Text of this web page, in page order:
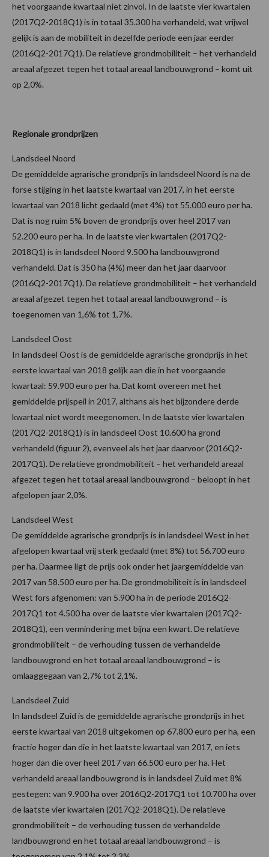
het voorgaande kwartaal niet zinvol. In de laatste vier kwartalen
(2017Q2-2018Q1) is in totaal 35.300 ha verhandeld, wat vrijwel
gelijk is aan de mobiliteit in dezelfde periode een jaar eerder
(2016Q2-2017Q1). De relatieve grondmobiliteit – het verhandeld
areaal afgezet tegen het totaal areaal landbouwgrond – komt uit
op 2,0%.
Regionale grondprijzen
Landsdeel Noord
De gemiddelde agrarische grondprijs in landsdeel Noord is na de
forse stijging in het laatste kwartaal van 2017, in het eerste
kwartaal van 2018 licht gedaald (met 4%) tot 55.000 euro per ha.
Dat is nog ruim 5% boven de grondprijs over heel 2017 van
52.200 euro per ha. In de laatste vier kwartalen (2017Q2-
2018Q1) is in landsdeel Noord 9.500 ha landbouwgrond
verhandeld. Dat is 350 ha (4%) meer dan het jaar daarvoor
(2016Q2-2017Q1). De relatieve grondmobiliteit – het verhandeld
areaal afgezet tegen het totaal areaal landbouwgrond – is
toegenomen van 1,6% tot 1,7%.
Landsdeel Oost
In landsdeel Oost is de gemiddelde agrarische grondprijs in het
eerste kwartaal van 2018 gelijk aan die in het voorgaande
kwartaal: 59.900 euro per ha. Dat komt overeen met het
gemiddelde prijspeil in 2017, althans als het bijzondere derde
kwartaal niet wordt meegenomen. In de laatste vier kwartalen
(2017Q2-2018Q1) is in landsdeel Oost 10.600 ha grond
verhandeld (figuur 2), evenveel als het jaar daarvoor (2016Q2-
2017Q1). De relatieve grondmobiliteit – het verhandeld areaal
afgezet tegen het totaal areaal landbouwgrond – beloopt in het
afgelopen jaar 2,0%.
Landsdeel West
De gemiddelde agrarische grondprijs is in landsdeel West in het
afgelopen kwartaal vrij sterk gedaald (met 8%) tot 56.700 euro
per ha. Daarmee ligt de prijs ook onder het jaargemiddelde van
2017 van 58.500 euro per ha. De grondmobiliteit is in landsdeel
West fors afgenomen: van 5.900 ha in de periode 2016Q2-
2017Q1 tot 4.500 ha over de laatste vier kwartalen (2017Q2-
2018Q1), een vermindering met bijna een kwart. De relatieve
grondmobiliteit – de verhouding tussen de verhandelde
landbouwgrond en het totaal areaal landbouwgrond – is
omlaaggegaan van 2,7% tot 2,1%.
Landsdeel Zuid
In landsdeel Zuid is de gemiddelde agrarische grondprijs in het
eerste kwartaal van 2018 uitgekomen op 67.800 euro per ha, een
fractie hoger dan die in het laatste kwartaal van 2017, en iets
hoger dan die over heel 2017 van 66.500 euro per ha. Het
verhandeld areaal landbouwgrond is in landsdeel Zuid met 8%
gestegen: van 9.900 ha over 2016Q2-2017Q1 tot 10.700 ha over
de laatste vier kwartalen (2017Q2-2018Q1). De relatieve
grondmobiliteit – de verhouding tussen de verhandelde
landbouwgrond en het totaal areaal landbouwgrond – is